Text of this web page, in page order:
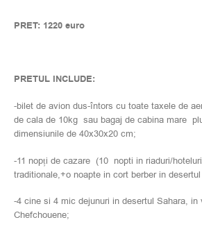
PRET: 1220 euro
PRETUL INCLUDE:
-bilet de avion dus-întors cu toate taxele de
de cala de 10kg sau bagaj de cabina mare
dimensiunile de 40x30x20 cm;
-11 nopți de cazare (10 nopti in riaduri/
traditionale,+o noapte in cort berber in
-4 cine si 4 mic dejunuri in desertul Sahara, in
Chefchouene;